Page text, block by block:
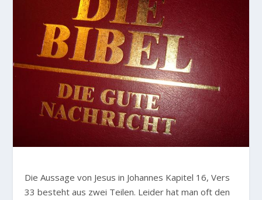
Die Aussage von Jesus in Johannes Kapitel 16, Vers
33 besteht aus zwei Teilen. Leider hat man oft den